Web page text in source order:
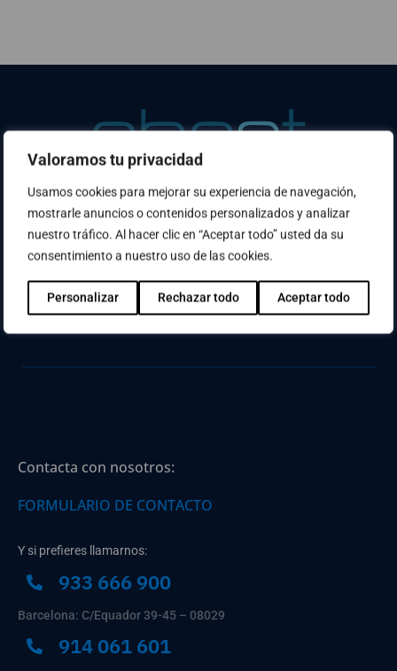
Valoramos tu privacidad
Usamos cookies para mejorar su experiencia de navegación,
mostrarle anuncios o contenidos personalizados y analizar
nuestro tráfico. Al hacer clic en “Aceptar todo” usted da su
consentimiento a nuestro uso de las cookies.
Personalizar Rechazar todo Aceptar todo
¿No has encontrado lo que buscabas? Usa el
buscador
Contacta con nosotros:
FORMULARIO DE CONTACTO
Y si prefieres llamarnos:
933 666 900
Barcelona: C/Equador 39-45 – 08029
914 061 601